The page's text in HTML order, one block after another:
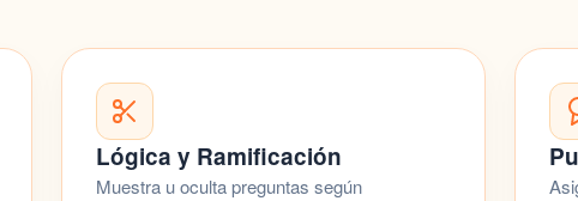
Lógica y Ramificación
Muestra u oculta preguntas según